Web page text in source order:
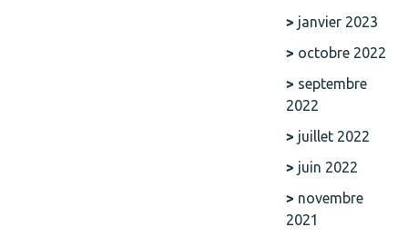
janvier 2023
octobre 2022
septembre
2022
juillet 2022
juin 2022
novembre
2021